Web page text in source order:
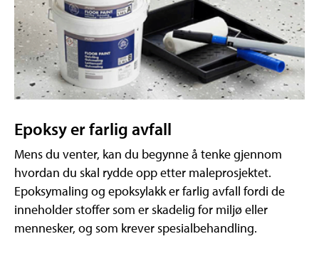
Epoksy er farlig avfall
Mens du venter, kan du begynne å tenke gjennom
hvordan du skal rydde opp etter maleprosjektet.
Epoksymaling og epoksylakk er farlig avfall fordi de
inneholder stoffer som er skadelig for miljø eller
mennesker, og som krever spesialbehandling.